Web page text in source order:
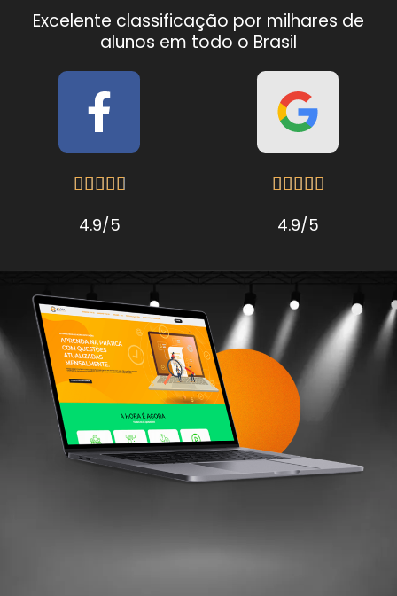
Excelente classificação por milhares de
alunos em todo o Brasil

4.9/5

4.9/5